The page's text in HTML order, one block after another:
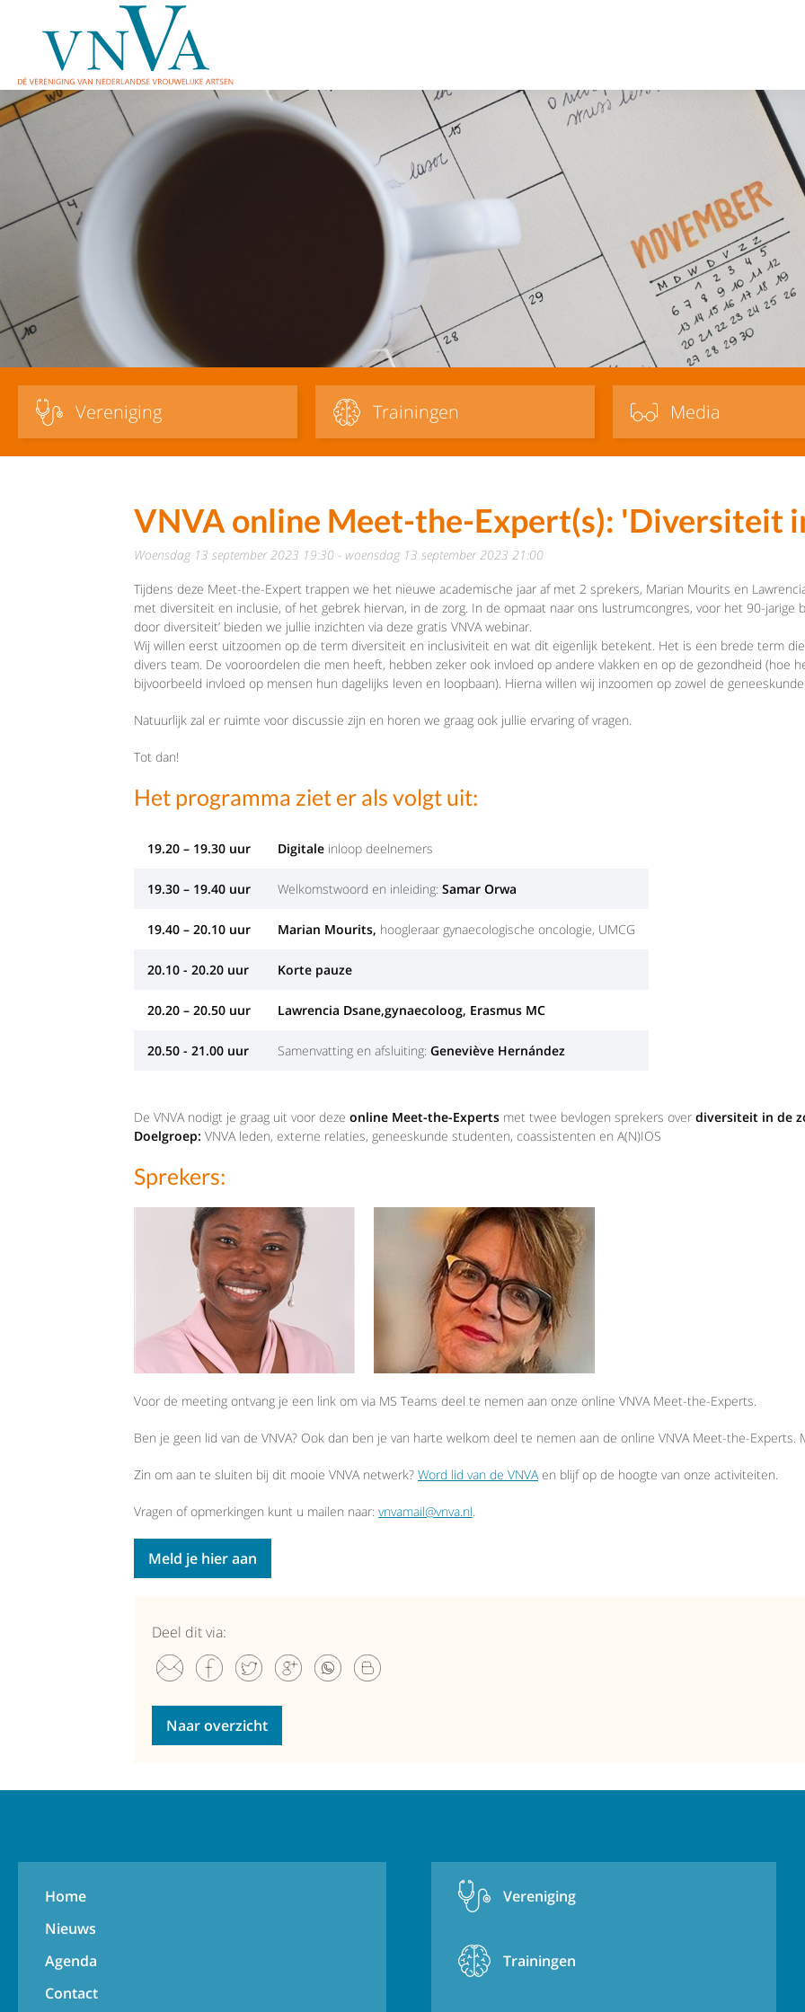
Vereniging Trainingen Media
VNVA online Meet-the-Expert(s): 'Diversiteit
woensdag 13 september 2023 19:30 - woensdag 13 september 2023 21:00
Tijdens deze Meet-the-Expert trappen we het nieuwe academische jaar af met 2 sprekers, Marian Mourits en
met diversiteit en inclusie, of het gebrek hiervan, in de zorg. In de opmaat naar ons lustrumcongres, voor het 90-jarige
door diversiteit’ bieden we jullie inzichten via deze gratis VNVA webinar.
Wij willen eerst uitzoomen op de term diversiteit en inclusiviteit en wat dit eigenlijk betekent. Het is een brede term
divers team. De vooroordelen die men heeft, hebben zeker ook invloed op andere vlakken en op de gezondheid (hoe
bijvoorbeeld invloed op mensen hun dagelijks leven en loopbaan). Hierna willen wij inzoomen op zowel de
Natuurlijk zal er ruimte voor discussie zijn en horen we graag ook jullie ervaring of vragen.
Tot dan!
Het programma ziet er als volgt uit:
19.20 – 19.30 uur Digitale inloop deelnemers
19.30 – 19.40 uur Welkomstwoord en inleiding: Samar Orwa
19.40 – 20.10 uur Marian Mourits, hoogleraar gynaecologische oncologie, UMCG
20.10 - 20.20 uur Korte pauze
20.20 – 20.50 uur Lawrencia Dsane,gynaecoloog, Erasmus MC
20.50 - 21.00 uur Samenvatting en afsluiting: Geneviève Hernández
De VNVA nodigt je graag uit voor deze online Meet-the-Experts met twee bevlogen sprekers over diversiteit in de
Doelgroep: VNVA leden, externe relaties, geneeskunde studenten, coassistenten en A(N)IOS
Sprekers:
Voor de meeting ontvang je een link om via MS Teams deel te nemen aan onze online VNVA Meet-the-Experts.
Ben je geen lid van de VNVA? Ook dan ben je van harte welkom deel te nemen aan de online VNVA Meet-the-Experts.
Zin om aan te sluiten bij dit mooie VNVA netwerk? Word lid van de VNVAen blijf op de hoogte van onze activiteiten.
Vragen of opmerkingen kunt u mailen naar: vnvamail@vnva.nl.
Meld je hier aan
Deel dit via:
Naar overzicht
Home
Nieuws
Agenda
Contact
Vereniging
Trainingen